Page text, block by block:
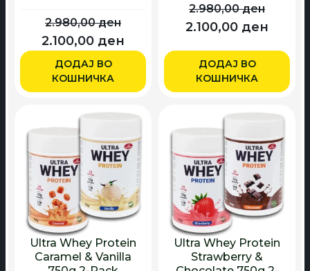
2.980,00ден
Originalna
cena
bila:
2.980,00 ден.
2.100,00 ден
cena
2.100,00 ден.
ДОДАЈ ВО
КОШНИЧКА
2.980,00ден
Originalna
bila:
2.100,00 ден
ДОДАЈ ВО
КОШНИЧКА
Ultra Whey Protein
Caramel & Vanilla
Ultra Whey Protein
Strawberry &